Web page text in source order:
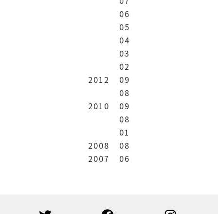
06
05
04
03
02
2012
09
08
2010
09
08
01
2008
08
2007
06